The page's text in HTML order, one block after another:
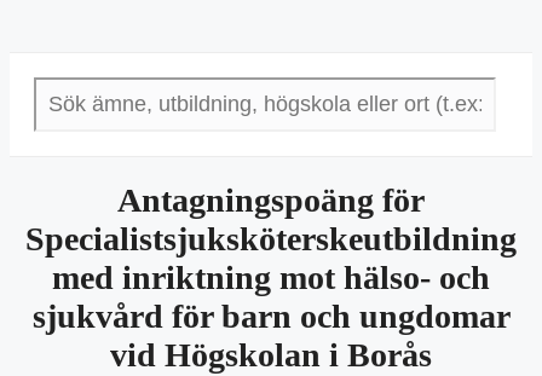
Antagningspoäng för
Specialistsjuksköterskeutbildning
med inriktning mot hälso- och
sjukvård för barn och ungdomar
vid Högskolan i Borås